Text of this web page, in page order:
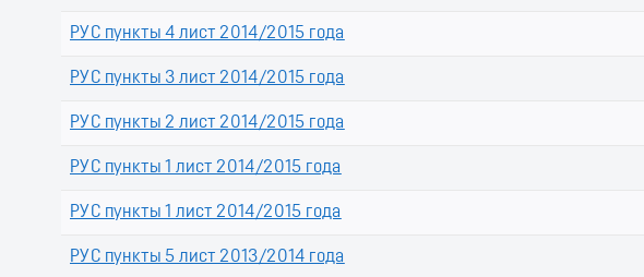
РУС пункты 4 лист 2014/2015 года
РУС пункты 3 лист 2014/2015 года
РУС пункты 2 лист 2014/2015 года
РУС пункты 1 лист 2014/2015 года
РУС пункты 1 лист 2014/2015 года
РУС пункты 5 лист 2013/2014 года